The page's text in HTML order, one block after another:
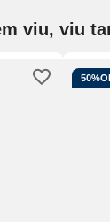
viu, viu
50%